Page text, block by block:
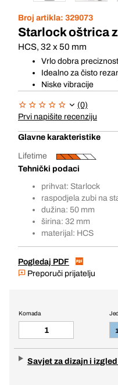
Broj artikla: 329073
Starlock oštrica
HCS, 32 x 50 mm
Vrlo dobra preciznost
Idealno za čisto
Niske vibracije
(0)
Prvi napišite recenziju
Glavne karakteristike
Lifetime
Tehnički podaci
prihvat: Starlock
raspodjela zubi na
dužina: 50 mm
širina: 32 mm
materijal: HCS
Pogledaj PDF
Preporuči prijatelju
1
Komada
Savjet za dizajn i